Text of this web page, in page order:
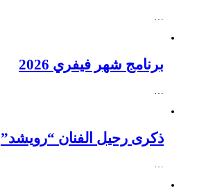
…
برنامج شهر فيفري 2026
…
ذكرى رحيل الفنان “رويشد”
…